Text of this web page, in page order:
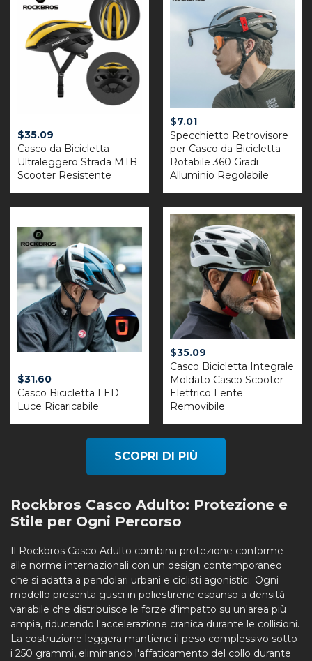
$35.09
Casco da Bicicletta
Ultraleggero Strada MTB
Scooter Resistente
$7.01
Specchietto Retrovisore
per Casco da Bicicletta
Rotabile 360 Gradi
Alluminio Regolabile
$31.60
Casco Bicicletta LED
Luce Ricaricabile
$35.09
Casco Bicicletta Integrale
Moldato Casco Scooter
Elettrico Lente
Removibile
SCOPRI DI PIÙ
Rockbros Casco Adulto: Protezione e
Stile per Ogni Percorso
Il Rockbros Casco Adulto combina protezione conforme
alle norme internazionali con un design contemporaneo
che si adatta a pendolari urbani e ciclisti agonistici. Ogni
modello presenta gusci in poliestirene espanso a densità
variabile che distribuisce le forze d'impatto su un'area più
ampia, riducendo l'accelerazione cranica durante le collisioni.
La costruzione leggera mantiene il peso complessivo sotto
i 250 grammi, eliminando l'affaticamento del collo durante